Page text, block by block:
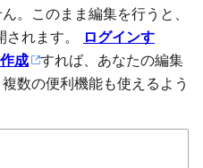
。このまま編集を行うと、
されます。
ログインす
成
すれば、あなたの編集
数の便利機能も使えるよう